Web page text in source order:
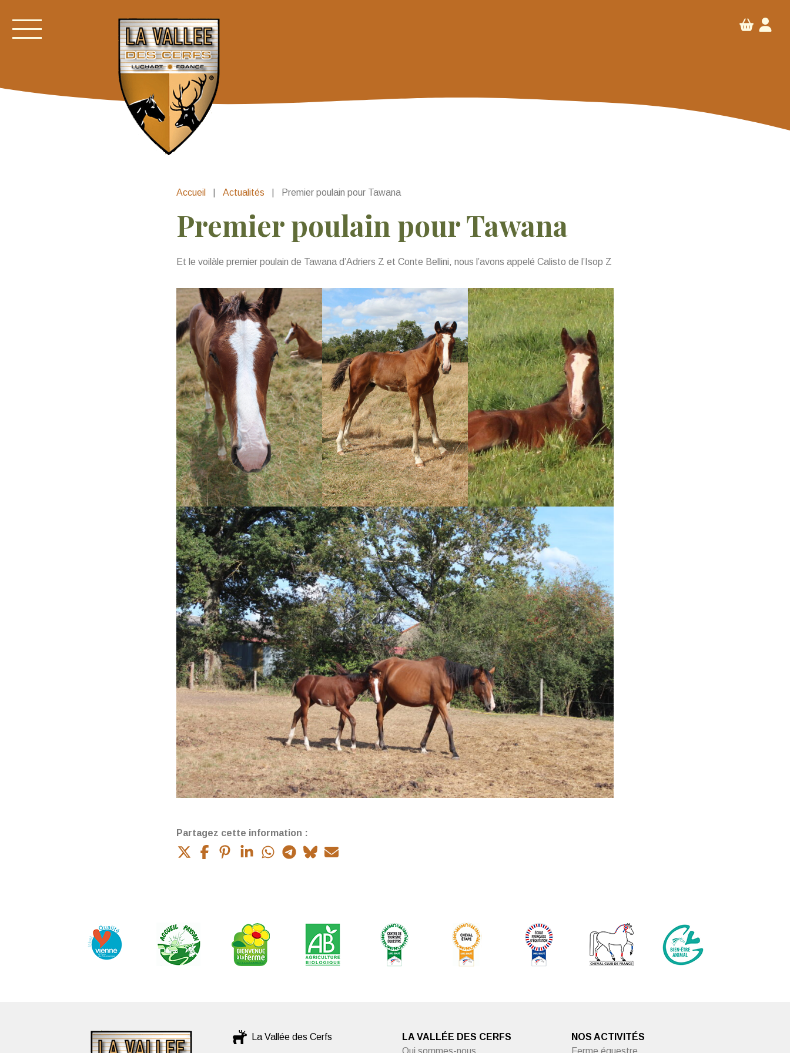
Accueil Actualités Premier poulain pour Tawana
Premier poulain pour Tawana
Et le voilàle premier poulain de Tawana d’Adriers Z et Conte Bellini, nous l’avons appelé Calisto de l’Isop Z
Partagez cette information :
La Vallée des Cerfs
LA VALLÉE DES CERFS
Qui sommes-nous
NOS ACTIVITÉS
Ferme équestre